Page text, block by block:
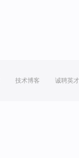
技术博客 诚聘英才